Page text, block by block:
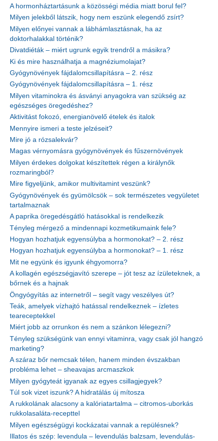
A hormonháztartásunk a közösségi média miatt borul fel?
Milyen jelekből látszik, hogy nem eszünk elegendő zsírt?
Milyen előnyei vannak a lábhámlasztásnak, ha az
doktorhalakkal történik?
Divatdiéták – miért ugrunk egyik trendről a másikra?
Ki és mire használhatja a magnéziumolajat?
Gyógynövények fájdalomcsillapításra – 2. rész
Gyógynövények fájdalomcsillapításra – 1. rész
Milyen vitaminokra és ásványi anyagokra van szükség az
egészséges öregedéshez?
Aktivitást fokozó, energianövelő ételek és italok
Mennyire ismeri a teste jelzéseit?
Mire jó a rózsalekvár?
Magas vérnyomásra gyógynövények és fűszernövények
Milyen érdekes dolgokat készítettek régen a királynők
rozmaringból?
Mire figyeljünk, amikor multivitamint veszünk?
Gyógynövények és gyümölcsök – sok természetes vegyületet
tartalmaznak
A paprika öregedésgátló hatásokkal is rendelkezik
Tényleg mérgező a mindennapi kozmetikumaink fele?
Hogyan hozhatjuk egyensúlyba a hormonokat? – 2. rész
Hogyan hozhatjuk egyensúlyba a hormonokat? – 1. rész
Mit ne együnk és igyunk éhgyomorra?
A kollagén egészségjavító szerepe – jót tesz az ízületeknek, a
bőrnek és a hajnak
Öngyógyítás az internetről – segít vagy veszélyes út?
Teák, amelyek vízhajtó hatással rendelkeznek – ízletes
teareceptekkel
Miért jobb az orrunkon és nem a szánkon lélegezni?
Tényleg szükségünk van ennyi vitaminra, vagy csak jól hangzó
marketing?
A száraz bőr nemcsak télen, hanem minden évszakban
probléma lehet – sheavajas arcmaszkok
Milyen gyógyteát igyanak az egyes csillagjegyek?
Túl sok vizet iszunk? A hidratálás új mítosza
A rukkolának alacsony a kalóriatartalma – citromos-uborkás
rukkolasaláta-recepttel
Milyen egészségügyi kockázatai vannak a repülésnek?
Illatos és szép: levendula – levendulás balzsam, levendulás-